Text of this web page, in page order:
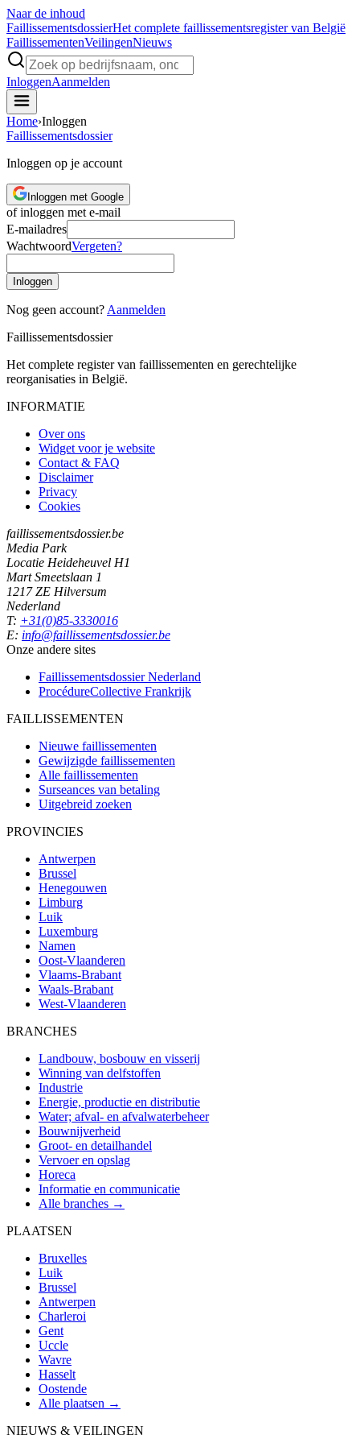
Naar de inhoud
FaillissementsdossierHet complete faillissementsregister van België
FaillissementenVeilingenNieuws
InloggenAanmelden
Home›Inloggen
Faillissementsdossier
Inloggen op je account
Inloggen met Google
of inloggen met e-mail
E-mailadres
WachtwoordVergeten?
Inloggen
Nog geen account? Aanmelden
Faillissementsdossier
Het complete register van faillissementen en gerechtelijke
reorganisaties in België.
INFORMATIE
Over ons
Widget voor je website
Contact & FAQ
Disclaimer
Privacy
Cookies
faillissementsdossier.be
Media Park
Locatie Heideheuvel H1
Mart Smeetslaan 1
1217 ZE Hilversum
Nederland
T: +31(0)85-3330016
E: info@faillissementsdossier.be
Onze andere sites
Faillissementsdossier Nederland
ProcédureCollective Frankrijk
FAILLISSEMENTEN
Nieuwe faillissementen
Gewijzigde faillissementen
Alle faillissementen
Surseances van betaling
Uitgebreid zoeken
PROVINCIES
Antwerpen
Brussel
Henegouwen
Limburg
Luik
Luxemburg
Namen
Oost-Vlaanderen
Vlaams-Brabant
Waals-Brabant
West-Vlaanderen
BRANCHES
Landbouw, bosbouw en visserij
Winning van delfstoffen
Industrie
Energie, productie en distributie
Water; afval- en afvalwaterbeheer
Bouwnijverheid
Groot- en detailhandel
Vervoer en opslag
Horeca
Informatie en communicatie
Alle branches →
PLAATSEN
Bruxelles
Luik
Brussel
Antwerpen
Charleroi
Gent
Uccle
Wavre
Hasselt
Oostende
Alle plaatsen →
NIEUWS & VEILINGEN